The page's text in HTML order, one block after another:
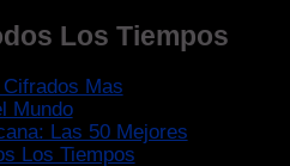
Los Tiempos
Mas
Mundo
Las 50 Mejores
Los Tiempos